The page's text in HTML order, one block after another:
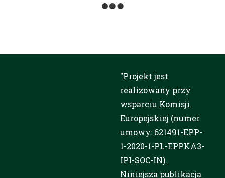
przedstawicieli biznesu w
ramach Lubelskiego Forum
17 listopada, 2023
Tematyka tegorocznego Forum
organizowanego przez Lubelską
Akademię WSEI zogniskowana była na